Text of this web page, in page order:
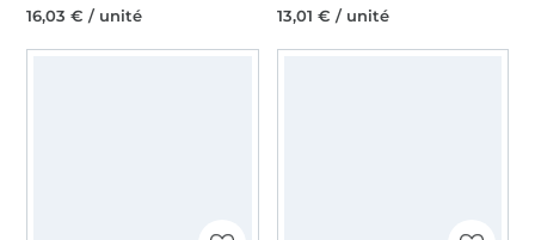
16,03 € / unité 13,01 € / unité